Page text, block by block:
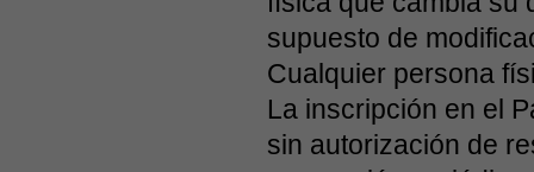
supuesto de
Cualquier persona
La inscripción en el
sin autorización de